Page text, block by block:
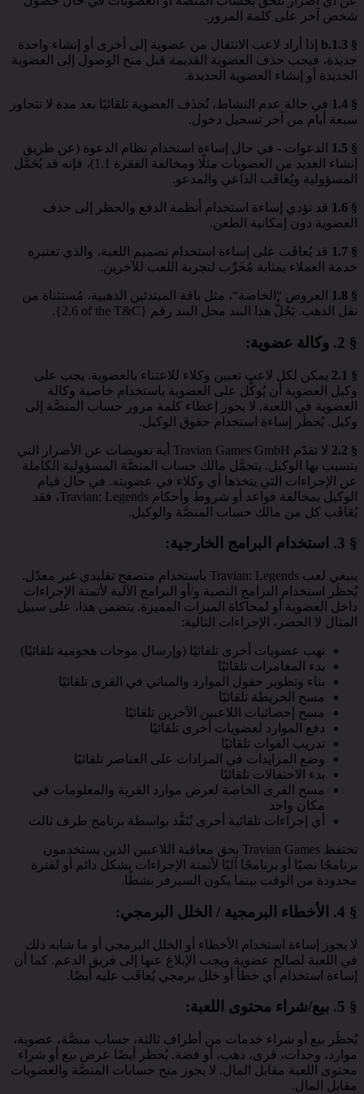
شخص آخر على كلمة المرور.
§ 1.3.b
إذا أراد لاعب الانتقال من عضوية إلى أخرى أو إنشاء واحدة
جديدة، فيجب حذف العضوية القديمة قبل منح الوصول إلى العضوية
الجديدة أو إنشاء العضوية الجديدة.
§ 1.4
في حالة عدم النشاط، تُحذَف العضوية تلقائيًا بعد مدة لا تتجاوز
سبعة أيام من آخر تسجيل دخول.
§ 1.5
الدعوات - في حال إساءة استخدام نظام الدعوة (عن طريق
إنشاء العديد من العضويات مثلًا ومخالفة الفقرة 1.1)، فإنه قد يُحَمَّل
المسؤولية ويُعاقَب الداعي والمدعو.
§ 1.6
قد تؤدي إساءة استخدام أنظمة الدفع والحظر إلى حذف
العضوية دون إمكانية الطعن.
§ 1.7
قد يُعاقَب على إساءة استخدام تصميم اللعبة، والذي تعتبره
خدمة العملاء بمثابة مُخَرِّب لتجربة اللعب للآخرين.
§ 1.8
العروض “الخاصة“، مثل باقة المبتدئين الذهبية، مُستثناة من
نقل الذهب. يَحُلُّ هذا البند محل البند رقم ⁦{2.6 of the T&C}⁩.
§ 2. وكالة عضوية:
§ 2.1
يمكن لكل لاعب تعيين وكلاء للاعتناء بالعضوية. يجب على
وكيل العضوية أن يُوكَّل على العضوية باستخدام خاصية وكالة
العضوية في اللعبة. لا يجوز إعطاء كلمة مرور حساب المنصَّة إلى
وكيل. يُحظَر إساءة استخدام حقوق الوكيل.
§ 2.2
لا تقدّم Travian Games GmbH أية تعويضات عن الأضرار التي
يتسبب بها الوكيل. يتحمَّل مالك حساب المنصَّة المسؤولية الكاملة
عن الإجراءات التي يتخذها أي وكلاء في عضويته. في حال قيام
الوكيل بمخالفة قواعد أو شروط وأحكام Travian: Legends، فقد
يُعَاقَب كل من مالك حساب المنصَّة والوكيل.
§ 3. استخدام البرامج الخارجية:
ينبغي لعب Travian: Legends باستخدام متصفح تقليدي غير معدّل.
يُحظَر استخدام البرامج النصية و/أو البرامج الآلية لأتمتة الإجراءات
داخل العضوية أو لمحاكاة الميزات المميزة. يتضمن هذا، على سبيل
المثال لا الحصر، الإجراءات التالية:
نهب عضويات أخرى تلقائيًا (وإرسال موجات هجومية تلقائيًا)
بدء المغامرات تلقائيًا
بناء وتطوير حقول الموارد والمباني في القرى تلقائيًا
مسح الخريطة تلقائيًا
مسح إحصائيات اللاعبين الآخرين تلقائيًا
دفع الموارد لعضويات أخرى تلقائيًا
تدريب القوات تلقائيًا
وضع المزايدات في المزادات على العناصر تلقائيًا
بدء الاحتفالات تلقائيًا
مسح القرى الخاصة لعرض موارد القرية والمعلومات في
مكان واحد
أي إجراءات تلقائية أخرى تُنَفَّذ بواسطة برنامج طرف ثالث
تحتفظ Travian Games بحق معاقبة اللاعبين الذين يستخدمون
برنامجًا نصيًا أو برنامجًا آليًا لأتمتة الإجراءات بشكل دائم أو لفترة
محدودة من الوقت بينما يكون السيرفر نشطًا.
§ 4. الأخطاء البرمجية / الخلل البرمجي:
لا يجوز إساءة استخدام الأخطاء أو الخلل البرمجي أو ما شابه ذلك
في اللعبة لصالح عضوية ويجب الإبلاغ عنها إلى فريق الدعم. كما أن
إساءة استخدام أي خطأ أو خلل برمجي يُعاقَب عليه أيضًا.
§ 5. بيع/شراء محتوى اللعبة:
يُحظَر بيع أو شراء خدمات من أطراف ثالثة، حساب منصَّة، عضوية،
موارد، وحدات، قرى، ذهب، أو فضة. يُحظر أيضًا عرض بيع أو شراء
محتوى اللعبة مقابل المال. لا يجوز منح حسابات المنصَّة والعضويات
مقابل المال.